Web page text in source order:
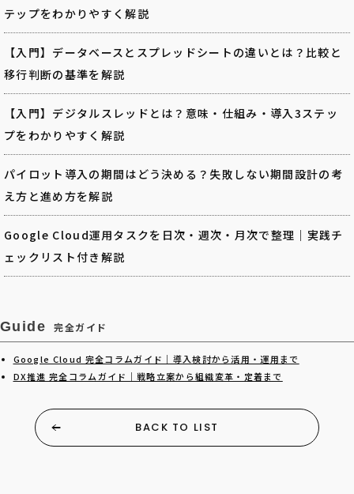
テップをわかりやすく解説
【入門】データベースとスプレッドシートの違いとは？比較と
移行判断の基準を解説
【入門】デジタルスレッドとは？意味・仕組み・導入3ステッ
プをわかりやすく解説
パイロット導入の期間はどう決める？失敗しない期間設計の考
え方と進め方を解説
Google Cloud運用タスクを日次・週次・月次で整理｜実践チ
ェックリスト付き解説
Guide 完全ガイド
Google Cloud 完全コラムガイド｜導入検討から活用・運用まで
DX推進 完全コラムガイド｜戦略立案から組織変革・定着まで
BACK TO LIST